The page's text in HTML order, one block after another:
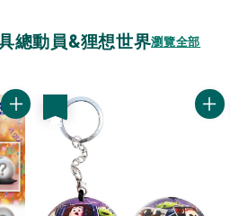
總動員&狸想世界瀏覽全部